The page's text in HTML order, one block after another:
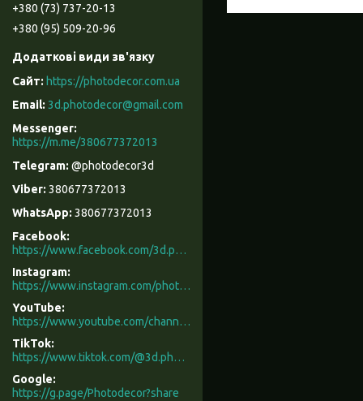
+380 (73) 737-20-13
+380 (95) 509-20-96
https://photodecor.com.ua
3d.photodecor@gmail.com
https://m.me/380677372013
@photodecor3d
380677372013
380677372013
Facebook
https://www.facebook.com/3d.photodecor/
Instagram
https://www.instagram.com/photodecor.com.ua/
YouTube
https://www.youtube.com/channel/UCXCUerfqRY1Pw7-IptdbqyA/videos
TikTok
https://www.tiktok.com/@3d.photodecor?is_from_webapp=1&sender_device=pc
Google
https://g.page/Photodecor?share